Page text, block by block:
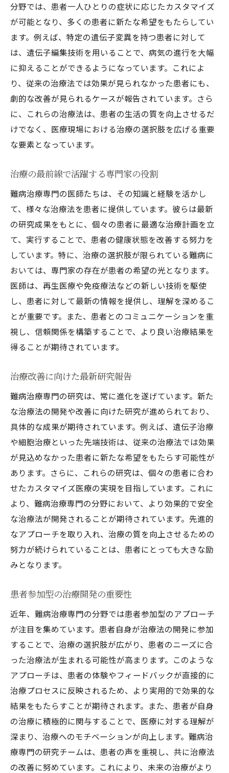
分野では、患者一人ひとりの症状に応じたカスタマイズ
が可能となり、多くの患者に新たな希望をもたらしてい
ます。例えば、特定の遺伝子変異を持つ患者に対して
は、遺伝子編集技術を用いることで、病気の進行を大幅
に抑えることができるようになっています。これによ
り、従来の治療法では効果が見られなかった患者にも、
劇的な改善が見られるケースが報告されています。さら
に、これらの治療法は、患者の生活の質を向上させるだ
けでなく、医療現場における治療の選択肢を広げる重要
な要素となっています。
治療の最前線で活躍する専門家の役割
難病治療専門の医師たちは、その知識と経験を活かし
て、様々な治療法を患者に提供しています。彼らは最新
の研究成果をもとに、個々の患者に最適な治療計画を立
て、実行することで、患者の健康状態を改善する努力を
しています。特に、治療の選択肢が限られている難病に
おいては、専門家の存在が患者の希望の光となります。
医師は、再生医療や免疫療法などの新しい技術を駆使
し、患者に対して最新の情報を提供し、理解を深めるこ
とが重要です。また、患者とのコミュニケーションを重
視し、信頼関係を構築することで、より良い治療結果を
得ることが期待されています。
治療改善に向けた最新研究報告
難病治療専門の研究は、常に進化を遂げています。新た
な治療法の開発や改善に向けた研究が進められており、
具体的な成果が期待されています。例えば、遺伝子治療
や細胞治療といった先端技術は、従来の治療法では効果
が見込めなかった患者に新たな希望をもたらす可能性が
あります。さらに、これらの研究は、個々の患者に合わ
せたカスタマイズ医療の実現を目指しています。これに
より、難病治療専門の分野において、より効果的で安全
な治療法が開発されることが期待されています。先進的
なアプローチを取り入れ、治療の質を向上させるための
努力が続けられていることは、患者にとっても大きな励
みとなります。
患者参加型の治療開発の重要性
近年、難病治療専門の分野では患者参加型のアプローチ
が注目を集めています。患者自身が治療法の開発に参加
することで、治療の選択肢が広がり、患者のニーズに合
った治療法が生まれる可能性が高まります。このような
アプローチは、患者の体験やフィードバックが直接的に
治療プロセスに反映されるため、より実用的で効果的な
結果をもたらすことが期待されます。また、患者が自身
の治療に積極的に関与することで、医療に対する理解が
深まり、治療へのモチベーションが向上します。難病治
療専門の研究チームは、患者の声を重視し、共に治療法
の改善に努めています。これにより、未来の治療がより